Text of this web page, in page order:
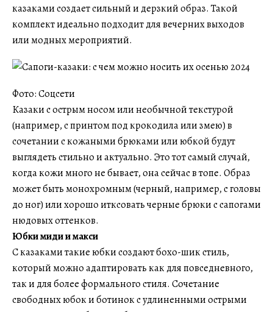
казаками создает сильный и дерзкий образ. Такой
комплект идеально подходит для вечерних выходов
или модных мероприятий.
Фото: Соцсети
Казаки с острым носом или необычной текстурой
(например, с принтом под крокодила или змею) в
сочетании с кожаными брюками или юбкой будут
выглядеть стильно и актуально. Это тот самый случай,
когда кожи много не бывает, она сейчас в топе. Образ
может быть монохромным (черный, например, с головы
до ног) или хорошо итксовать черные брюки с сапогами
нюдовых оттенков.
Юбки миди и макси
С казаками такие юбки создают бохо-шик стиль,
который можно адаптировать как для повседневного,
так и для более формального стиля. Сочетание
свободных юбок и ботинок с удлиненными острыми